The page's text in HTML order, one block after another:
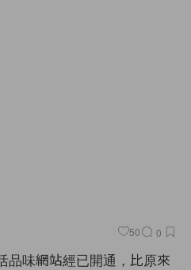
50 0
品味網站經已開通，比原來